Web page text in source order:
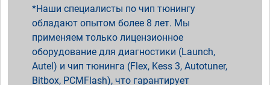
Наши специалисты по чип тюнингу
обладают опытом более 8 лет. Мы
применяем только лицензионное
оборудование для диагностики (Launch,
Autel) и чип тюнинга (Flex, Kess 3, Autotuner,
Bitbox, PCMFlash), что гарантирует